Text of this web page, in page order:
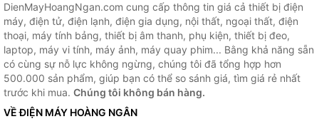
DienMayHoangNgan.com cung cấp thông tin giá cả thiết bị điện
máy, điện tử, điện lạnh, điện gia dụng, nội thất, ngoại thất, điện
thoại, máy tính bảng, thiết bị âm thanh, phụ kiện, thiết bị đeo,
laptop, máy vi tính, máy ảnh, máy quay phim... Bằng khả năng sẵn
có cùng sự nỗ lực không ngừng, chúng tôi đã tổng hợp hơn
500.000 sản phẩm, giúp bạn có thể so sánh giá, tìm giá rẻ nhất
trước khi mua. Chúng tôi không bán hàng.
VỀ ĐIỆN MÁY HOÀNG NGÂN